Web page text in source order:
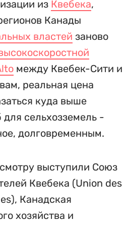
из Квебека,
Канады
властей заново
между Квебек-Сити и
реальная цена
куда выше
сельхозземель -
долговременным.
выступили Союз
Квебека (Union des
Канадская
хозяйства и